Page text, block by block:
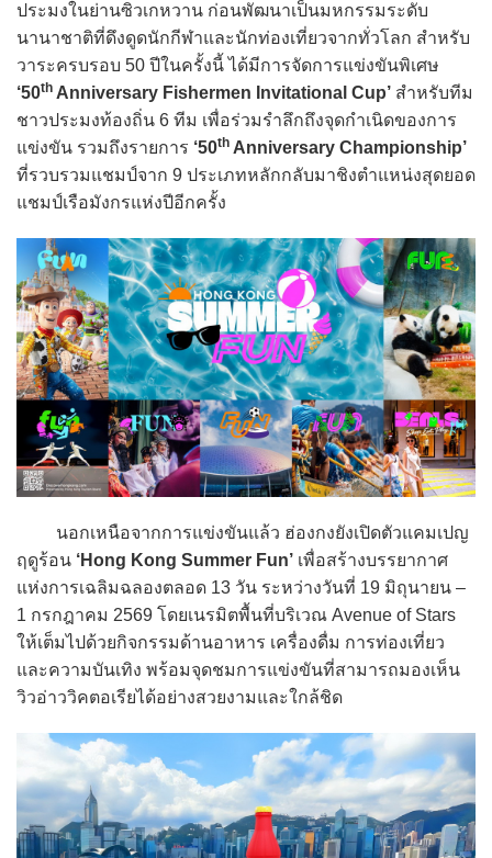
ประมงในย่านซิวเกหวาน ก่อนพัฒนาเป็นมหกรรมระดับ
นานาชาติที่ดึงดูดนักกีฬาและนักท่องเที่ยวจากทั่วโลก สำหรับ
วาระครบรอบ 50 ปีในครั้งนี้ ได้มีการจัดการแข่งขันพิเศษ
‘50th Anniversary Fishermen Invitational Cup’ สำหรับทีม
ชาวประมงท้องถิ่น 6 ทีม เพื่อร่วมรำลึกถึงจุดกำเนิดของการ
แข่งขัน รวมถึงรายการ ‘50th Anniversary Championship’
ที่รวบรวมแชมป์จาก 9 ประเภทหลักกลับมาชิงตำแหน่งสุดยอด
แชมป์เรือมังกรแห่งปีอีกครั้ง
นอกเหนือจากการแข่งขันแล้ว ฮ่องกงยังเปิดตัวแคมเปญ
ฤดูร้อน ‘Hong Kong Summer Fun’ เพื่อสร้างบรรยากาศ
แห่งการเฉลิมฉลองตลอด 13 วัน ระหว่างวันที่ 19 มิถุนายน –
1 กรกฎาคม 2569 โดยเนรมิตพื้นที่บริเวณ Avenue of Stars
ให้เต็มไปด้วยกิจกรรมด้านอาหาร เครื่องดื่ม การท่องเที่ยว
และความบันเทิง พร้อมจุดชมการแข่งขันที่สามารถมองเห็น
วิวอ่าววิคตอเรียได้อย่างสวยงามและใกล้ชิด